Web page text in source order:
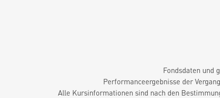
Fondsdaten und
Performanceergebnisse der
Alle Kursinformationen sind nach den